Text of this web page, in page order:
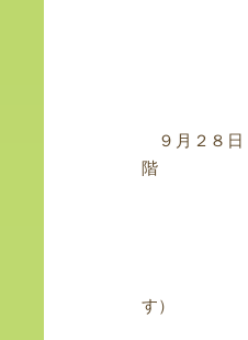
９月２８日
階
１４時〜
す